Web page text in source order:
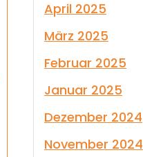
April 2025
März 2025
Februar 2025
Januar 2025
Dezember 2024
November 2024